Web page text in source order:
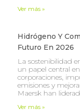
Ver más »
Hidrógeno Y
Futuro En 2026
La sostenibilidad
un papel central
corporaciones,
emisiones y
Maersk han
Ver más »